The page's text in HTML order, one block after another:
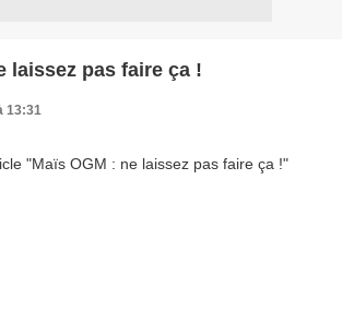
laissez pas faire ça !
13:31